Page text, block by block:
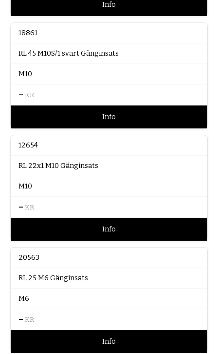
Info
18861
RL 45 M10S/1 svart Gänginsats
M10
– KR
Info
12654
RL 22x1 M10 Gänginsats
M10
– KR
Info
20563
RL 25 M6 Gänginsats
M6
– KR
Info